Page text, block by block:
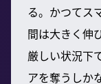
る。かつてス
間は大きく伸
厳しい状況下
アを奪うしか